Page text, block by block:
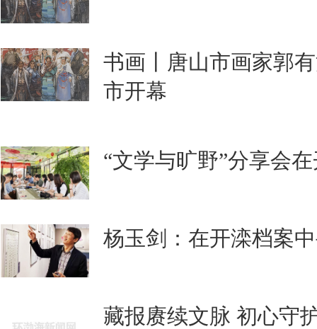
书画丨唐山市画家郭
市开幕
“文学与旷野”分享会
杨玉剑：在开滦档案
藏报赓续文脉 初心守